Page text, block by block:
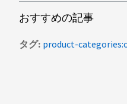
おすすめの記事
タグ product-